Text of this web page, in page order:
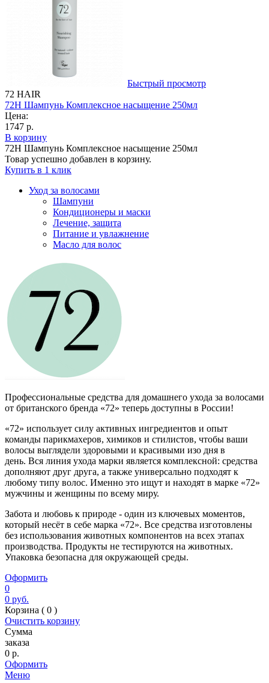
Быстрый просмотр
72 HAIR
72H Шампунь Комплексное насыщение 250мл
Цена:
1747 р.
В корзину
72H Шампунь Комплексное насыщение 250мл
Товар успешно добавлен в корзину.
Купить в 1 клик
Уход за волосами
Шампуни
Кондиционеры и маски
Лечение, защита
Питание и увлажнение
Масло для волос
Профессиональные средства для домашнего ухода за волосами
от британского бренда «72» теперь доступны в России!
«72» использует силу активных ингредиентов и опыт
команды парикмахеров, химиков и стилистов, чтобы ваши
волосы выглядели здоровыми и красивыми изо дня в
день. Вся линия ухода марки является комплексной: средства
дополняют друг друга, а также универсально подходят к
любому типу волос. Именно это ищут и находят в марке «72»
мужчины и женщины по всему миру.
Забота и любовь к природе - один из ключевых моментов,
который несёт в себе марка «72». Все средства изготовлены
без использования животных компонентов на всех этапах
производства. Продукты не тестируются на животных.
Упаковка безопасна для окружающей среды.
Оформить
0
0 руб.
Корзина ( 0 )
Очистить корзину
Сумма
заказа
0 р.
Оформить
Меню